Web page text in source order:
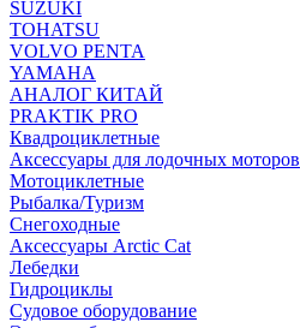
SUZUKI
TOHATSU
VOLVO PENTA
YAMAHA
АНАЛОГ КИТАЙ
PRAKTIK PRO
Квадроциклетные
Аксессуары для лодочных моторов
Мотоциклетные
Рыбалка/Туризм
Снегоходные
Аксессуары Arctic Cat
Лебедки
Гидроциклы
Судовое оборудование